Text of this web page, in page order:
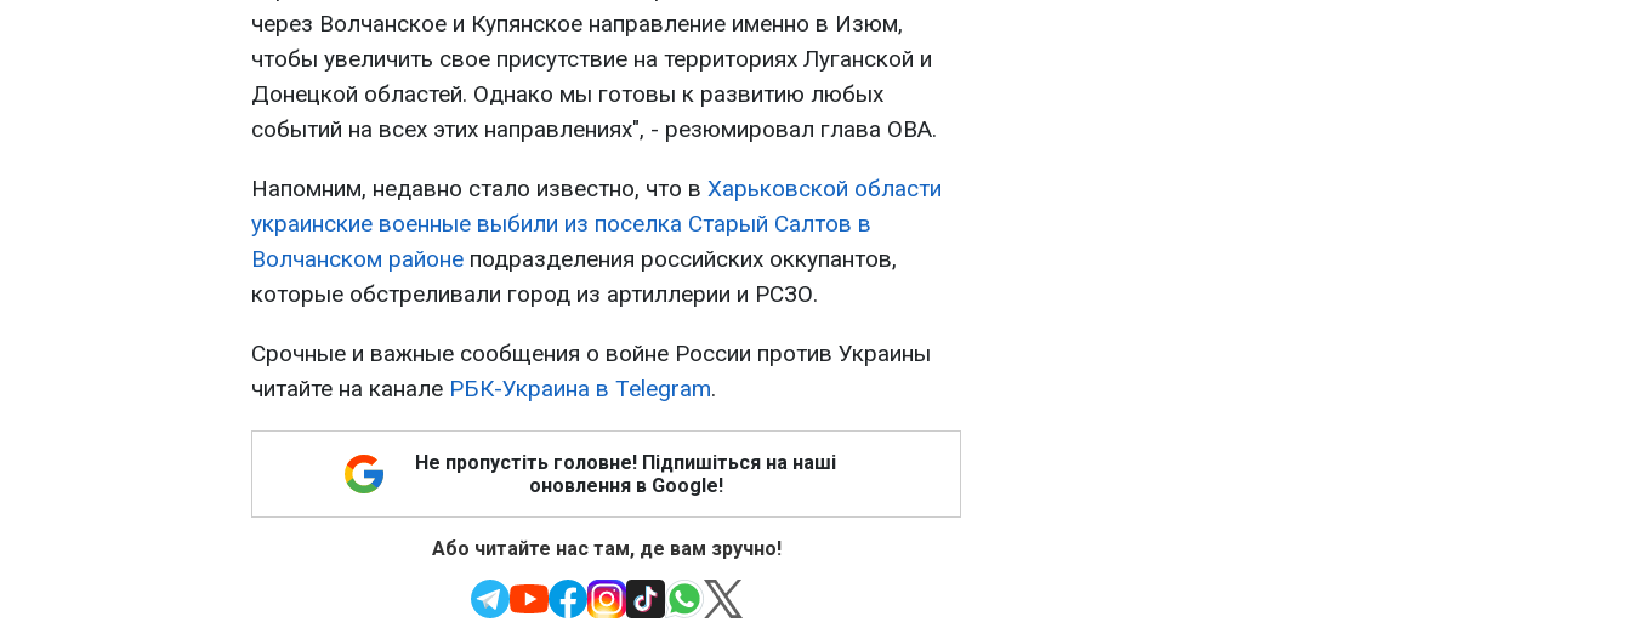
через Волчанское и Купянское направление именно в Изюм,
чтобы увеличить свое присутствие на территориях Луганской и
Донецкой областей. Однако мы готовы к развитию любых
событий на всех этих направлениях", - резюмировал глава ОВА.
Напомним, недавно стало известно, что в Харьковской области
украинские военные выбили из поселка Старый Салтов в
Волчанском районе подразделения российских оккупантов,
которые обстреливали город из артиллерии и РСЗО.
Срочные и важные сообщения о войне России против Украины
читайте на канале РБК-Украина в Telegram.
Не пропустіть головне! Підпишіться на наші
оновлення в Google!
Або читайте нас там, де вам зручно!